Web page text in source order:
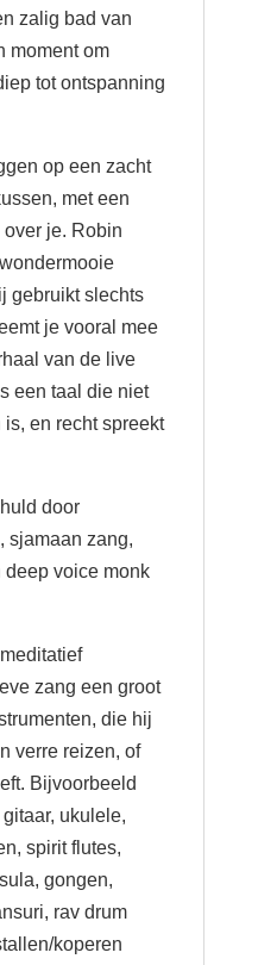
zalig bad van
moment om
tot ontspanning
op een zacht
met een
over je. Robin
gebruikt slechts
je vooral mee
van de live
een taal die niet
en recht spreekt
door
sjamaan zang,
deep voice monk
zang een groot
die hij
verre reizen, of
Bijvoorbeeld
gitaar, ukulele,
spirit flutes,
gongen,
rav drum
koperen